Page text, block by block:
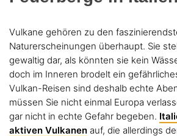
Vulkane gehören zu den
Naturerscheinungen überhaupt. Sie
gewaltig dar, als könnten sie kein
doch im Inneren brodelt ein
Vulkan-Reisen sind deshalb echte
müssen Sie nicht einmal Europa
gar nicht in echte Gefahr begeben.
aktiven Vulkanen auf, die allerdings